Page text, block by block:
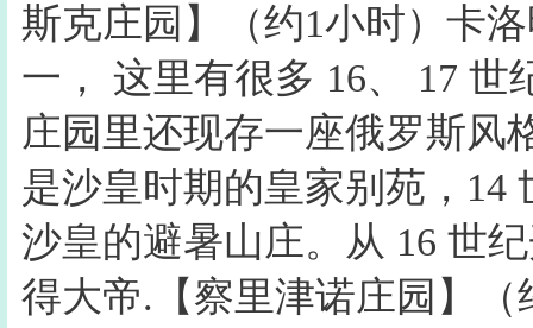
斯克庄园】（约1小时）卡
一， 这里有很多 16、 17
庄园里还现存一座俄罗斯风
是沙皇时期的皇家别苑，14
沙皇的避暑山庄。从 16 世
得大帝.【察里津诺庄园】